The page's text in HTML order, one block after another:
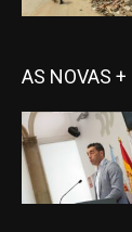
AS NOVAS +